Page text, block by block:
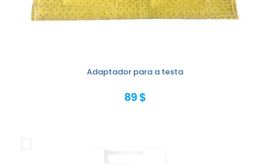
Adaptador para a testa
89 $